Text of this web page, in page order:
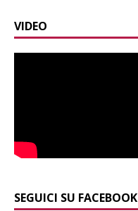
VIDEO
SEGUICI SU FACEBOOK